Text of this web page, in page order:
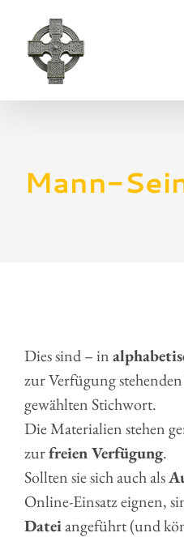
Inhalt
springen
Mann-
Dies sind – in
zur Verfügung
gewählten Stichwort.
Die Materialien stehen
zurfreien Verfügung.
Sollten sie sich auch als
Online-Einsatz eignen,
Dateiangeführt (und